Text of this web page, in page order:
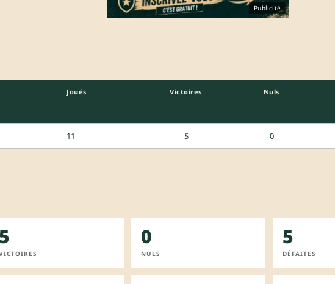
Publicité
Joués Victoires Nuls
11 5 0
5 0
NULS
5
DÉFAITES